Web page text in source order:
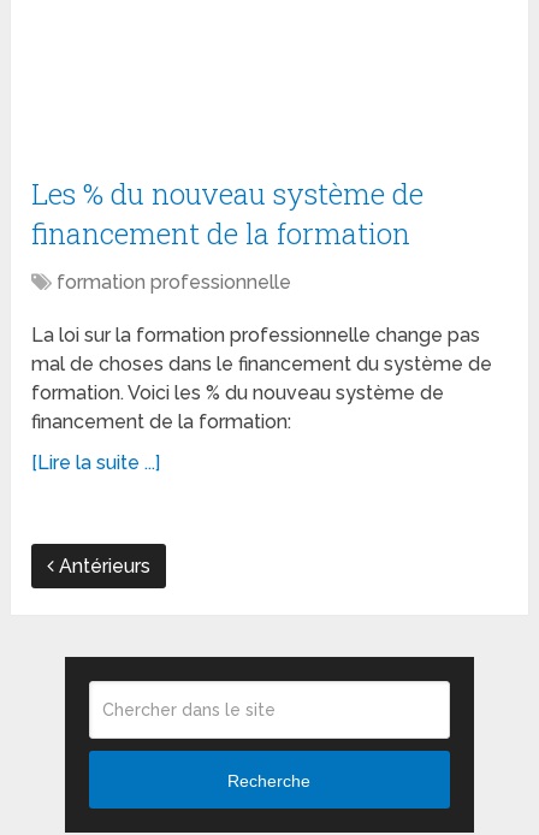
Les % du nouveau système de
financement de la formation
formation professionnelle
La loi sur la formation professionnelle change pas
mal de choses dans le financement du système de
formation. Voici les % du nouveau système de
financement de la formation:
[Lire la suite ...]
Antérieurs
Recherche